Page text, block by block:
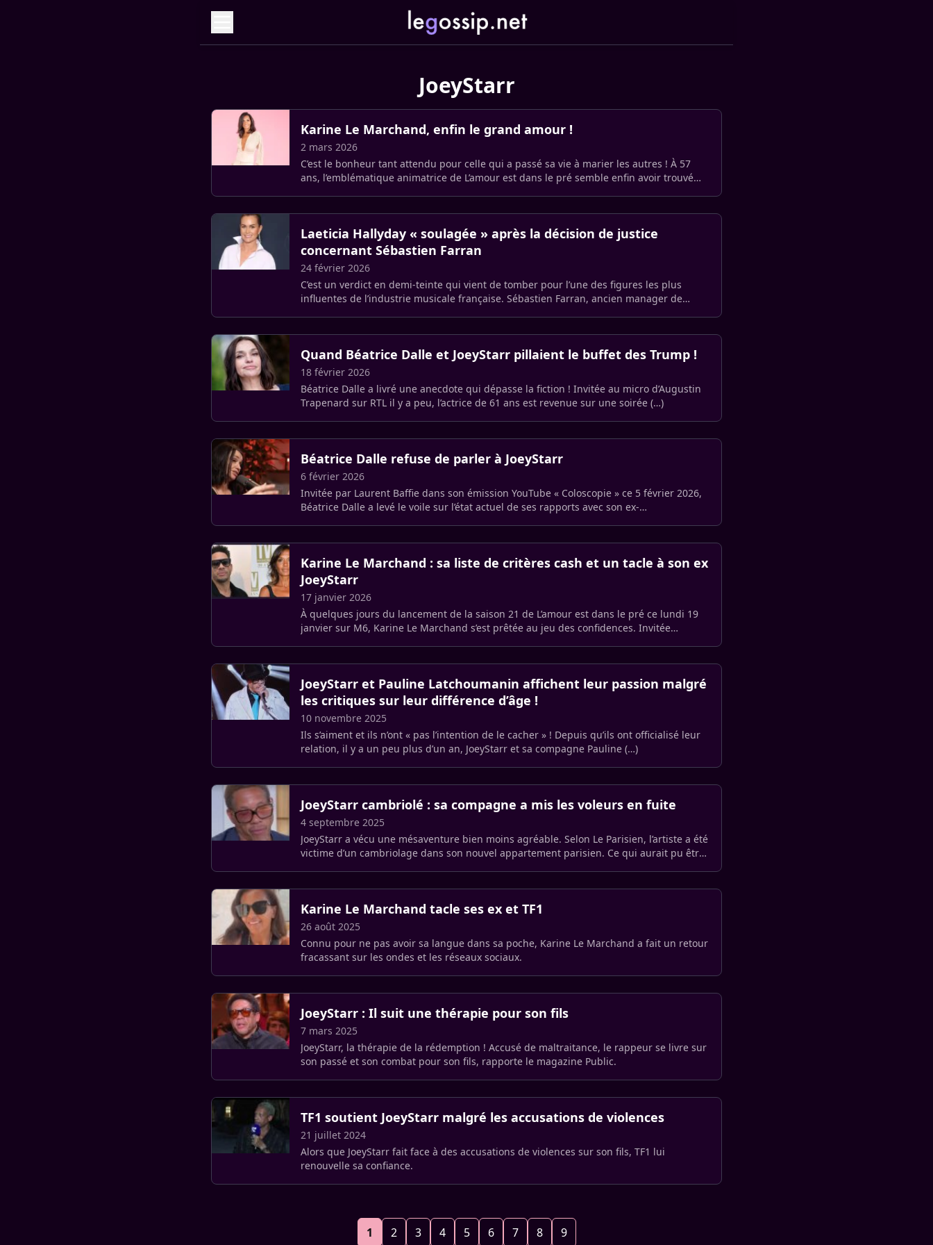
JoeyStarr
Karine Le Marchand, enfin le grand amour !
2 mars 2026
C’est le bonheur tant attendu pour celle qui a passé sa vie à marier les autres ! À 57
ans, l’emblématique animatrice de L’amour est dans le pré semble enfin avoir trouvé
Laeticia Hallyday « soulagée » après la décision de justice
concernant Sébastien Farran
24 février 2026
C’est un verdict en demi-teinte qui vient de tomber pour l’une des figures les plus
influentes de l’industrie musicale française. Sébastien Farran, ancien manager de
Quand Béatrice Dalle et JoeyStarr pillaient le buffet des Trump !
18 février 2026
Béatrice Dalle a livré une anecdote qui dépasse la fiction ! Invitée au micro d’Augustin
Trapenard sur RTL il y a peu, l’actrice de 61 ans est revenue sur une soirée (…)
Béatrice Dalle refuse de parler à JoeyStarr
6 février 2026
Invitée par Laurent Baffie dans son émission YouTube « Coloscopie » ce 5 février 2026,
Béatrice Dalle a levé le voile sur l’état actuel de ses rapports avec son ex-
Karine Le Marchand : sa liste de critères cash et un tacle à son ex
JoeyStarr
17 janvier 2026
À quelques jours du lancement de la saison 21 de L’amour est dans le pré ce lundi 19
janvier sur M6, Karine Le Marchand s’est prêtée au jeu des confidences. Invitée
JoeyStarr et Pauline Latchoumanin affichent leur passion malgré
les critiques sur leur différence d’âge !
10 novembre 2025
Ils s’aiment et ils n’ont « pas l’intention de le cacher » ! Depuis qu’ils ont officialisé leur
relation, il y a un peu plus d’un an, JoeyStarr et sa compagne Pauline (…)
JoeyStarr cambriolé : sa compagne a mis les voleurs en fuite
4 septembre 2025
JoeyStarr a vécu une mésaventure bien moins agréable. Selon Le Parisien, l’artiste a été
victime d’un cambriolage dans son nouvel appartement parisien. Ce qui aurait pu être
Karine Le Marchand tacle ses ex et TF1
26 août 2025
Connu pour ne pas avoir sa langue dans sa poche, Karine Le Marchand a fait un retour
fracassant sur les ondes et les réseaux sociaux.
JoeyStarr : Il suit une thérapie pour son fils
7 mars 2025
JoeyStarr, la thérapie de la rédemption ! Accusé de maltraitance, le rappeur se livre sur
son passé et son combat pour son fils, rapporte le magazine Public.
TF1 soutient JoeyStarr malgré les accusations de violences
21 juillet 2024
Alors que JoeyStarr fait face à des accusations de violences sur son fils, TF1 lui
renouvelle sa confiance.
1 2 3 4 5 6 7 8 9